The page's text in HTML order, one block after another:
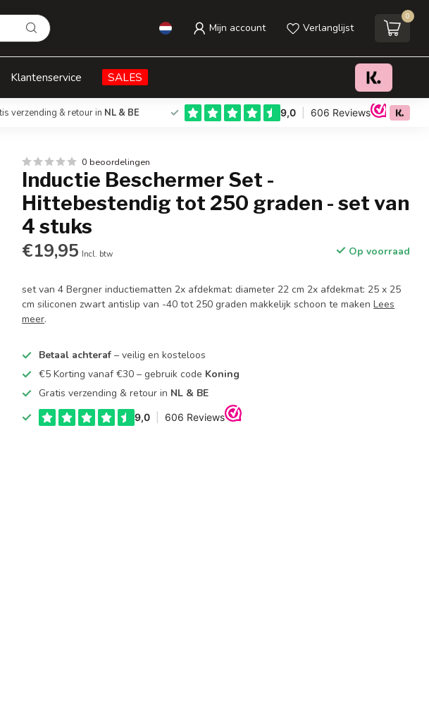
Mijn account Verlanglijst
0
Klantenservice SALES
verzending & retour in NL & BE
Toevoegen aan winkelwagen
0 beoordelingen
Inductie Beschermer Set -
Hittebestendig tot 250 graden - set van
4 stuks
€19,95 Incl. btw Op voorraad
set van 4 Bergner inductiematten 2x afdekmat: diameter 22 cm 2x afdekmat: 25 x 25
cm siliconen zwart antislip van -40 tot 250 graden makkelijk schoon te makenLees
meer.
Betaal achteraf – veilig en kosteloos
€5 Korting vanaf €30 – gebruik code Koning
Gratis verzending & retour in NL & BE